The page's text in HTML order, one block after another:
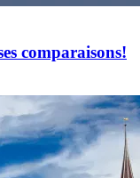
comparaisons!